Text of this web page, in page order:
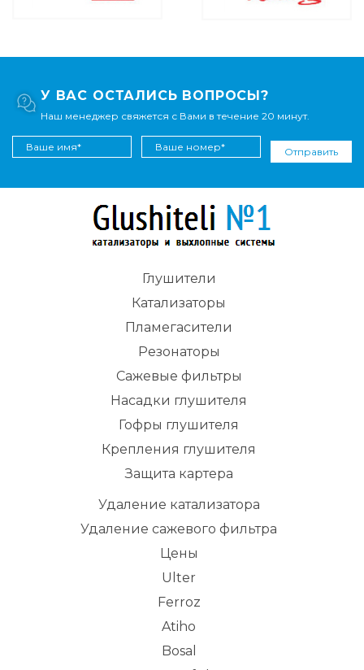
У ВАС ОСТАЛИСЬ ВОПРОСЫ?
Наш менеджер свяжется с Вами в течение 20 минут.
Отправить
Глушители
Катализаторы
Пламегасители
Резонаторы
Сажевые фильтры
Насадки глушителя
Гофры глушителя
Крепления глушителя
Защита картера
Удаление катализатора
Удаление сажевого фильтра
Цены
Ulter
Ferroz
Atiho
Bosal